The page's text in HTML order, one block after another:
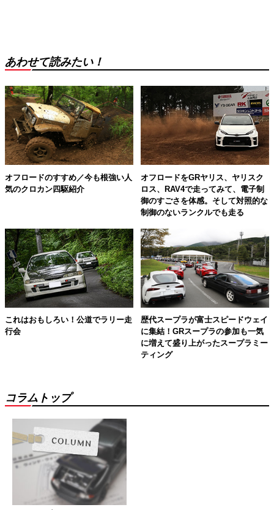
あわせて読みたい！
オフロードのすすめ／今も根強い人
気のクロカン四駆紹介
オフロードをGRヤリス、ヤリスク
ロス、RAV4で走ってみて、電子制
御のすごさを体感。そして対照的な
制御のないランクルでも走る
これはおもしろい！公道でラリー走
行会
歴代スープラが富士スピードウェイ
に集結！GRスープラの参加も一気
に増えて盛り上がったスープラミー
ティング
コラムトップ